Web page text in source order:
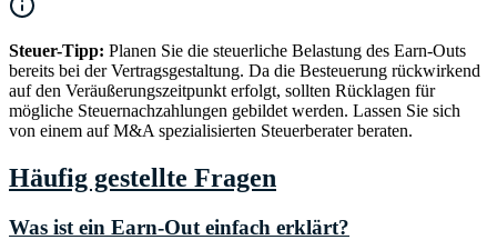
Steuer-Tipp: Planen Sie die steuerliche Belastung des Earn-Outs
bereits bei der Vertragsgestaltung. Da die Besteuerung rückwirkend
auf den Veräußerungszeitpunkt erfolgt, sollten Rücklagen für
mögliche Steuernachzahlungen gebildet werden. Lassen Sie sich
von einem auf M&A spezialisierten Steuerberater beraten.
Häufig gestellte Fragen
Was ist ein Earn-Out einfach erklärt?